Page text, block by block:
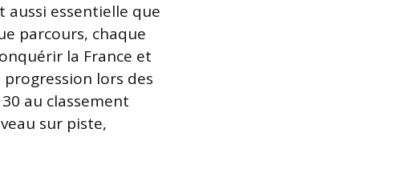
essentielle que
parcours, chaque
la France et
progression lors des
au classement
sur piste,